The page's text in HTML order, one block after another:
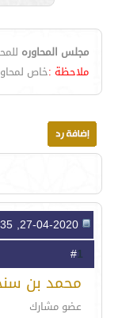
مجلس المحاوره
ملاحظة :خاص
1
محمد بن
عضو مشارك